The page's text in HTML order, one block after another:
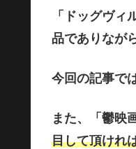
「ドッグヴ
品でありながら
今回の記事で
また、「鬱映
目して頂けれ